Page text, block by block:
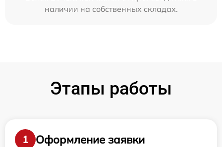
наличии на собственных складах.
Этапы работы
1
Оформление заявки